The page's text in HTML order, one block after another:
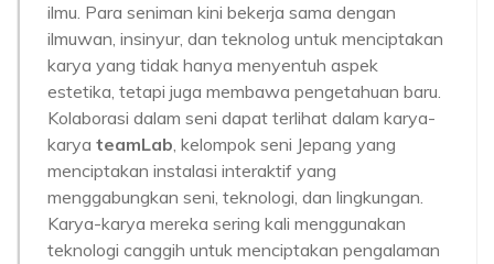
ilmu. Para seniman kini bekerja sama dengan
ilmuwan, insinyur, dan teknolog untuk menciptakan
karya yang tidak hanya menyentuh aspek
estetika, tetapi juga membawa pengetahuan baru.
Kolaborasi dalam seni dapat terlihat dalam karya-
karya teamLab, kelompok seni Jepang yang
menciptakan instalasi interaktif yang
menggabungkan seni, teknologi, dan lingkungan.
Karya-karya mereka sering kali menggunakan
teknologi canggih untuk menciptakan pengalaman